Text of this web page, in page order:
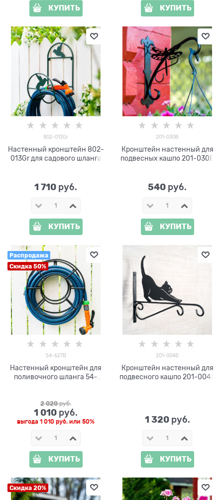
КУПИТЬ КУПИТЬ
802-013Gr
Настенный кронштейн 802-
013Gr для садового шланга
1 710 руб.
КУПИТЬ
201-030B
Кронштейн настенный для
подвесных кашпо 201-030B
540 руб.
КУПИТЬ
Распродажа
Скидка 50%
54-627B
Настенный кронштейн для
поливочного шланга 54-
2 020 руб.
1 010 руб.
выгода 1 010 руб. или 50%
КУПИТЬ
201-004B
Кронштейн настенный для
подвесного кашпо 201-004B
1 320 руб.
КУПИТЬ
Скидка 20%